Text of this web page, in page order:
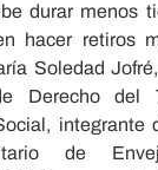
durar menos
hacer retiros
Soledad
Derecho del
integrante
de